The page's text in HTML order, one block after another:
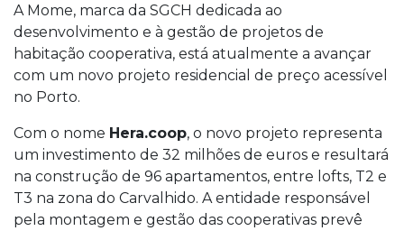
A Mome, marca da SGCH dedicada ao
desenvolvimento e à gestão de projetos de
habitação cooperativa, está atualmente a avançar
com um novo projeto residencial de preço acessível
no Porto.
Com o nome Hera.coop, o novo projeto representa
um investimento de 32 milhões de euros e resultará
na construção de 96 apartamentos, entre lofts, T2 e
T3 na zona do Carvalhido. A entidade responsável
pela montagem e gestão das cooperativas prevê